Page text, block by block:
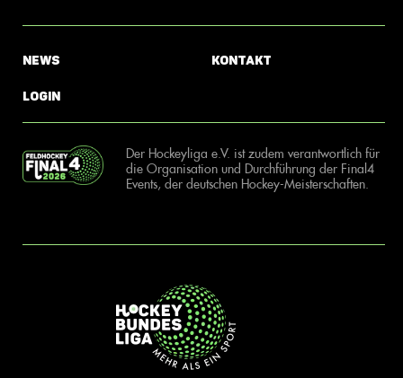
News
Login
Kontakt
Der Hockeyliga e.V. ist zudem verantwortlich für
die Organisation und Durchführung der Final4
Events, der deutschen Hockey-Meisterschaften.